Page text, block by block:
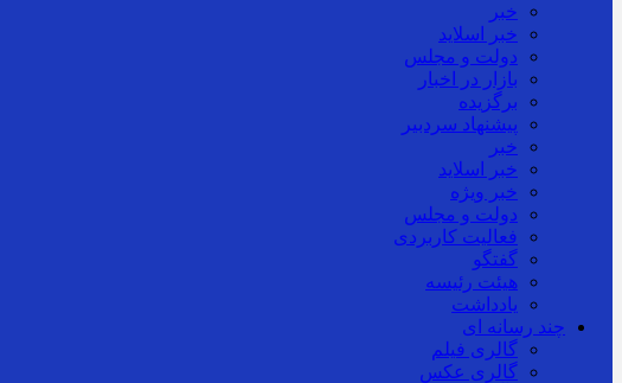
خبر
خبر اسلايد
دولت و مجلس
بازار در اخبار
برگزیده
پیشنهاد سردبیر
خبر
خبر اسلايد
خبر ویژه
دولت و مجلس
فعالیت کاربردی
گفتگو
هیئت رئیسه
یادداشت
چند رسانه ای
گالری فیلم
گالری عکس